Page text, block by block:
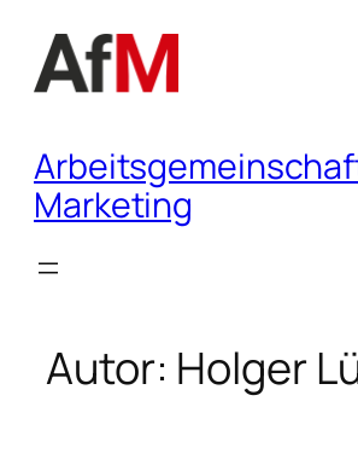
Inhalt
springen
Marketing
Autor: Holger